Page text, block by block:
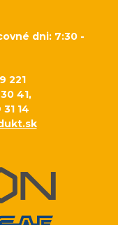
dni: 7:30 -
221
41,
14